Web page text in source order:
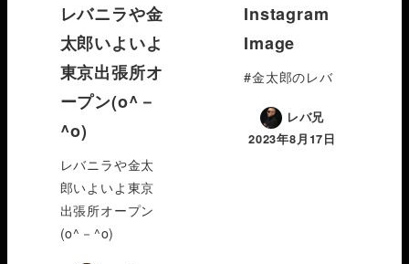
レバニラや金
太郎いよいよ
東京出張所オ
ープン(o^－
^o)
レバニラや金太
郎いよいよ東京
出張所オープン
(o^－^o)
Instagram
Image
#金太郎のレバ
レバ兄
2023年8月17日